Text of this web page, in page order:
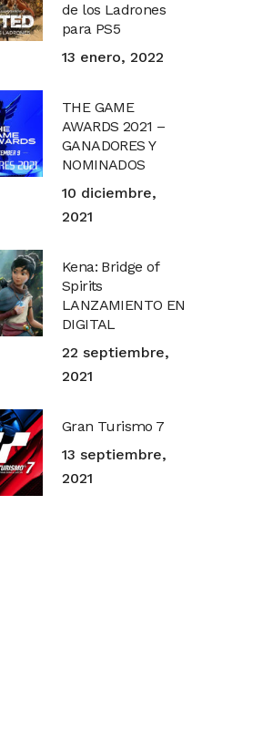
de los Ladrones
para PS5
13 enero, 2022
THE GAME
AWARDS 2021 –
GANADORES Y
NOMINADOS
10 diciembre,
2021
Kena: Bridge of
Spirits
LANZAMIENTO EN
DIGITAL
22 septiembre,
2021
Gran Turismo 7
13 septiembre,
2021